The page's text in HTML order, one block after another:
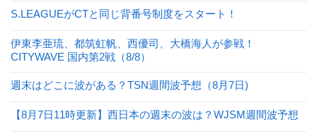
S.LEAGUEがCTと同じ背番号制度をスタート！
伊東李亜琉、都筑虹帆、西優司、大橋海人が参戦！
CITYWAVE 国内第2戦（8/8）
週末はどこに波がある？TSN週間波予想（8月7日)
【8月7日11時更新】西日本の週末の波は？WJSM週間波予想